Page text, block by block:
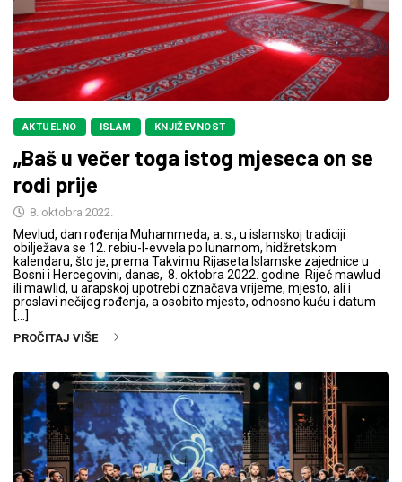
AKTUELNO ISLAM KNJIŽEVNOST
„Baš u večer toga istog mjeseca on se
rodi prije
8. oktobra 2022.
Mevlud, dan rođenja Muhammeda, a. s., u islamskoj tradiciji
obilježava se 12. rebiu-l-evvela po lunarnom, hidžretskom
kalendaru, što je, prema Takvimu Rijaseta Islamske zajednice u
Bosni i Hercegovini, danas, 8. oktobra 2022. godine. Riječ mawlud
ili mawlid, u arapskoj upotrebi označava vrijeme, mjesto, ali i
proslavi nečijeg rođenja, a osobito mjesto, odnosno kuću i datum
[…]
PROČITAJ VIŠE